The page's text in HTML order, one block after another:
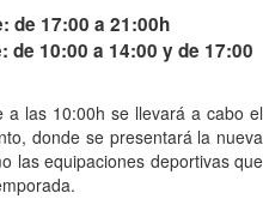
de 17:00 a 21:00h
de 10:00 a 14:00 y de 17:00
a las 10:00h se llevará a cabo el
donde se presentará la nueva
las equipaciones deportivas que